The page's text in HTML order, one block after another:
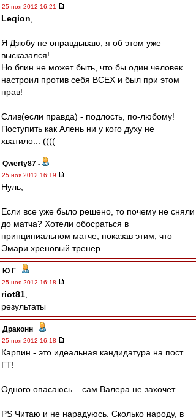
25 ноя 2012 16:21
Leqion
Я Дзюбу не оправдываю, я об этом уже
высказался!
Но блин не может быть, что бы один человек
настроил против себя ВСЕХ и был при этом
прав!
Слив(если правда) - подлость, по-любому!
Поступить как Алень ни у кого духу не
хватило... ((((
Qwerty87 -
25 ноя 2012 16:19
Нуль,
Если все уже было решено, то почему не сняли
до матча? Хотели обосраться в
принципиальном матче, показав этим, что
Эмари хреновый тренер
Ю Г -
25 ноя 2012 16:18
riot81
результаты
Драконн -
25 ноя 2012 16:18
Карпин - это идеальная кандидатура на пост
ГТ!
Одного опасаюсь... сам Валера не захочет...
PS Читаю и не нарадуюсь. Сколько народу, в